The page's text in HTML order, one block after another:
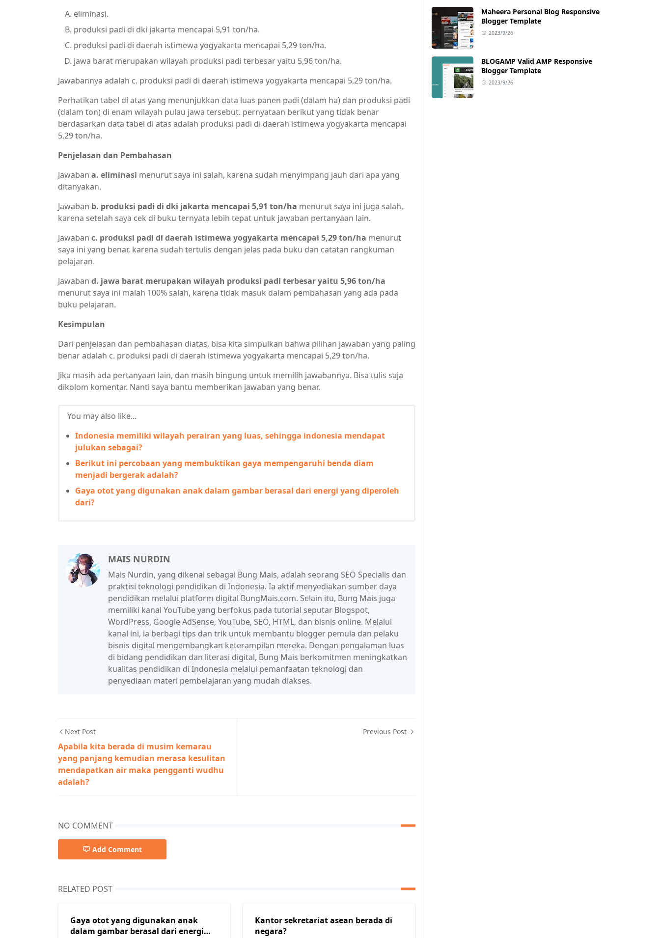
eliminasi.
produksi padi di dki jakarta mencapai 5,91 ton/ha.
produksi padi di daerah istimewa yogyakarta mencapai 5,29 ton/ha.
jawa barat merupakan wilayah produksi padi terbesar yaitu 5,96 ton/ha.
Jawabannya adalah c. produksi padi di daerah istimewa yogyakarta mencapai 5,29 ton/ha.
Perhatikan tabel di atas yang menunjukkan data luas panen padi (dalam ha) dan produksi padi
(dalam ton) di enam wilayah pulau jawa tersebut. pernyataan berikut yang tidak benar
berdasarkan data tabel di atas adalah produksi padi di daerah istimewa yogyakarta mencapai
5,29 ton/ha.
Penjelasan dan Pembahasan
Jawaban a. eliminasi menurut saya ini salah, karena sudah menyimpang jauh dari apa yang
ditanyakan.
Jawaban b. produksi padi di dki jakarta mencapai 5,91 ton/ha menurut saya ini juga salah,
karena setelah saya cek di buku ternyata lebih tepat untuk jawaban pertanyaan lain.
Jawaban c. produksi padi di daerah istimewa yogyakarta mencapai 5,29 ton/ha menurut
saya ini yang benar, karena sudah tertulis dengan jelas pada buku dan catatan rangkuman
pelajaran.
Jawaban d. jawa barat merupakan wilayah produksi padi terbesar yaitu 5,96 ton/ha
menurut saya ini malah 100% salah, karena tidak masuk dalam pembahasan yang ada pada
buku pelajaran.
Kesimpulan
Dari penjelasan dan pembahasan diatas, bisa kita simpulkan bahwa pilihan jawaban yang paling
benar adalah c. produksi padi di daerah istimewa yogyakarta mencapai 5,29 ton/ha.
Jika masih ada pertanyaan lain, dan masih bingung untuk memilih jawabannya. Bisa tulis saja
dikolom komentar. Nanti saya bantu memberikan jawaban yang benar.
You may also like...
Indonesia memiliki wilayah perairan yang luas, sehingga indonesia mendapat
julukan sebagai?
Berikut ini percobaan yang membuktikan gaya mempengaruhi benda diam
menjadi bergerak adalah?
Gaya otot yang digunakan anak dalam gambar berasal dari energi yang diperoleh
dari?
MAIS NURDIN
Mais Nurdin, yang dikenal sebagai Bung Mais, adalah seorang SEO Specialis dan
praktisi teknologi pendidikan di Indonesia. Ia aktif menyediakan sumber daya
pendidikan melalui platform digital BungMais.com. Selain itu, Bung Mais juga
memiliki kanal YouTube yang berfokus pada tutorial seputar Blogspot,
WordPress, Google AdSense, YouTube, SEO, HTML, dan bisnis online. Melalui
kanal ini, ia berbagi tips dan trik untuk membantu blogger pemula dan pelaku
bisnis digital mengembangkan keterampilan mereka. Dengan pengalaman luas
di bidang pendidikan dan literasi digital, Bung Mais berkomitmen meningkatkan
kualitas pendidikan di Indonesia melalui pemanfaatan teknologi dan
penyediaan materi pembelajaran yang mudah diakses.
Next Post
Apabila kita berada di musim kemarau
yang panjang kemudian merasa kesulitan
mendapatkan air maka pengganti wudhu
adalah?
Previous Post
NO COMMENT
Add Comment
RELATED POST
Gaya otot yang digunakan anak
dalam gambar berasal dari energi
Kantor sekretariat asean berada di
negara?
Maheera Personal Blog Responsive
Blogger Template
2023/9/26
BLOGAMP Valid AMP Responsive
Blogger Template
2023/9/26